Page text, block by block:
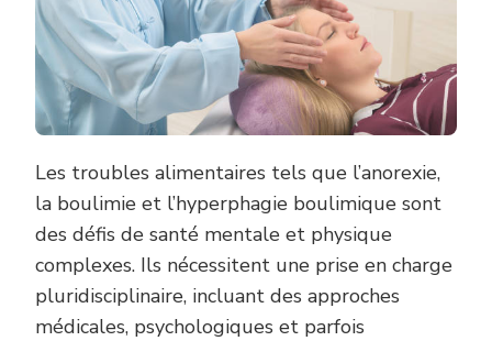
Les troubles alimentaires tels que l’anorexie,
la boulimie et l’hyperphagie boulimique sont
des défis de santé mentale et physique
complexes. Ils nécessitent une prise en charge
pluridisciplinaire, incluant des approches
médicales, psychologiques et parfois